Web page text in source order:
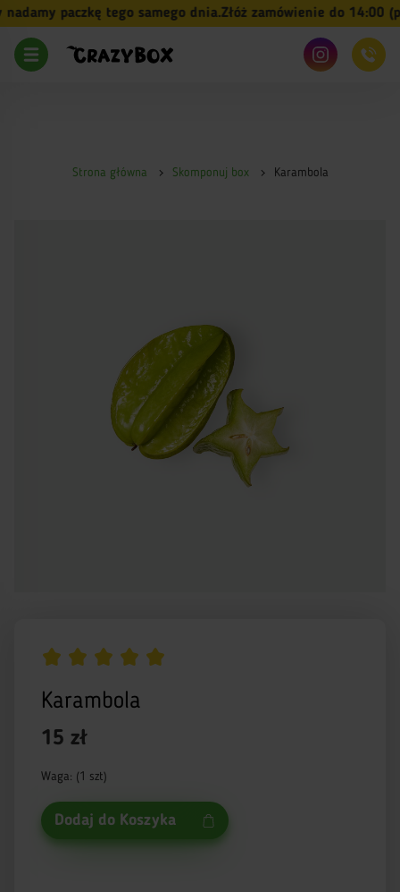
paczkę tego samego dnia.Złóż zamówienie do 14:00
Strona główna Skomponuj box Karambola
Karambola
15 zł
Waga: (1 szt)
Dodaj do Koszyka